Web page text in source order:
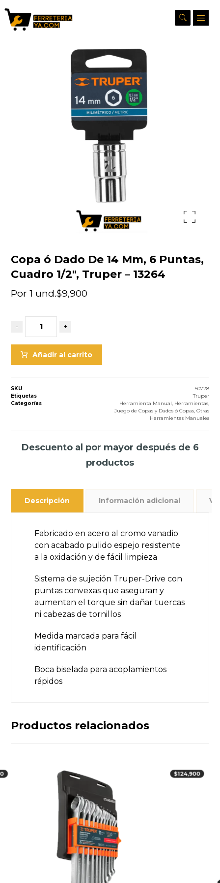
Ampliar la imagen
Copa ó Dado De 14 Mm, 6 Puntas,
Cuadro 1/2″, Truper – 13264
$9,900
Por 1 und.
- +
Añadir al carrito
SKU
50728
Etiquetas
Truper
Categorías
Herramienta Manual Herramientas,
Juego de Copas y Dados ó Copas, Otras
Herramientas Manuales
Descuento al por mayor después de 6
productos
Descripción Información adicional
Fabricado en acero al cromo vanadio
con acabado pulido espejo resistente
a la oxidación y de fácil limpieza
Sistema de sujeción Truper-Drive con
puntas convexas que aseguran y
aumentan el torque sin dañar tuercas
ni cabezas de tornillos
Medida marcada para fácil
identificación
Boca biselada para acoplamientos
rápidos
Productos relacionados
$124,900